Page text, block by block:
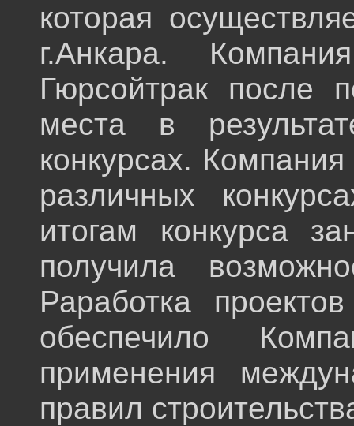
которая
г.Анкара.
Гюрсойтрак после
места в
конкурсах.
различных
итогам конкурса
получила
Раработка
обеспечило
применения
правил